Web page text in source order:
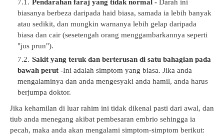
Pendarahan faraj yang tidak normal -
Darah ini
biasanya berbeza daripada haid biasa, samada ia lebih banyak
atau sedikit, dan mungkin warnanya lebih gelap daripada
biasa dan cair (sesetengah orang menggambarkannya seperti
"jus prun").
Sakit yang teruk dan berterusan di satu bahagian pada
bawah perut -Ini adalah simptom yang biasa. Jika anda
mengalaminya dan anda mengesyaki anda hamil, anda harus
berjumpa doktor.
Jika kehamilan di luar rahim ini tidak dikenal pasti dari awal, dan
tiub anda menegang akibat pembesaran embrio sehingga ia
pecah, maka anda akan mengalami simptom-simptom berikut: